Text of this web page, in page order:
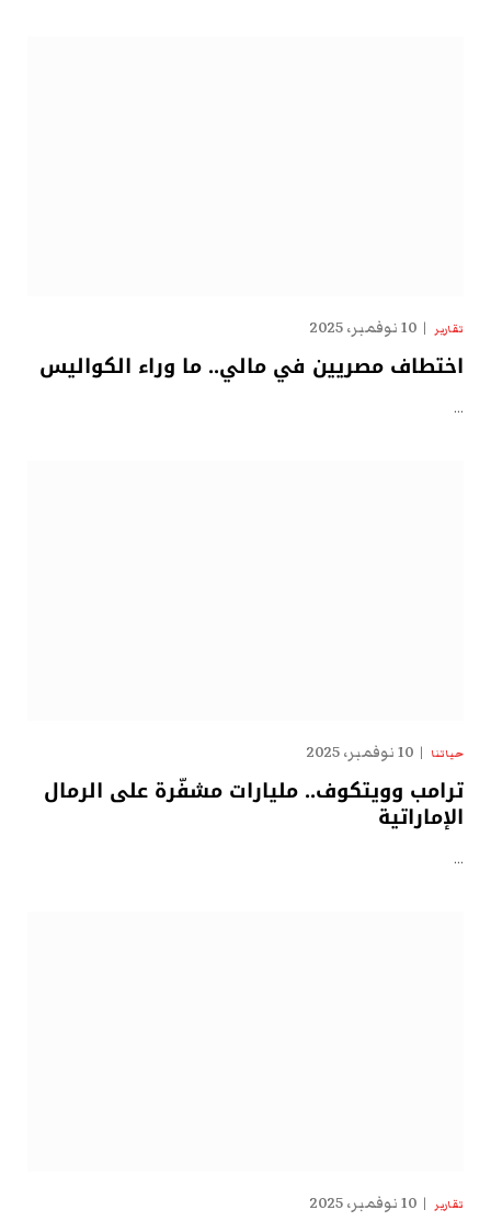
تقارير 10 نوفمبر، 2025
اختطاف مصريين في مالي.. ما وراء الكواليس
…
حياتنا 10 نوفمبر، 2025
ترامب وويتكوف.. مليارات مشفّرة على الرمال
الإماراتية
…
تقارير 10 نوفمبر، 2025